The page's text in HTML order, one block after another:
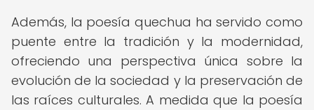
Además, la poesía quechua ha servido como
puente entre la tradición y la modernidad,
ofreciendo una perspectiva única sobre la
evolución de la sociedad y la preservación de
las raíces culturales. A medida que la poesía